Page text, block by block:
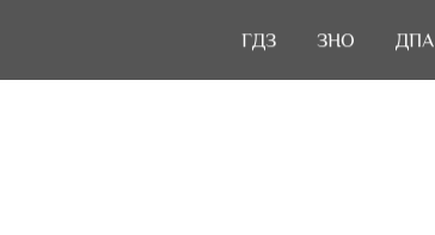
ГДЗ
ГДЗ ЗНО
ЗНО ДПА
ДПА